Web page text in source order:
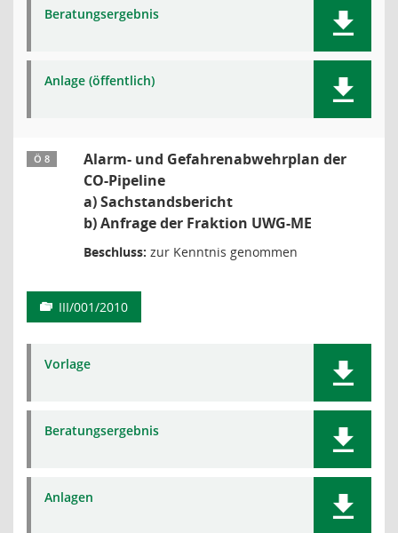
Beratungsergebnis
Anlage (öffentlich)
Ö 8
Alarm- und Gefahrenabwehrplan der
CO-Pipeline
a) Sachstandsbericht
b) Anfrage der Fraktion UWG-ME
Beschluss: zur Kenntnis genommen
III/001/2010
Vorlage
Beratungsergebnis
Anlagen